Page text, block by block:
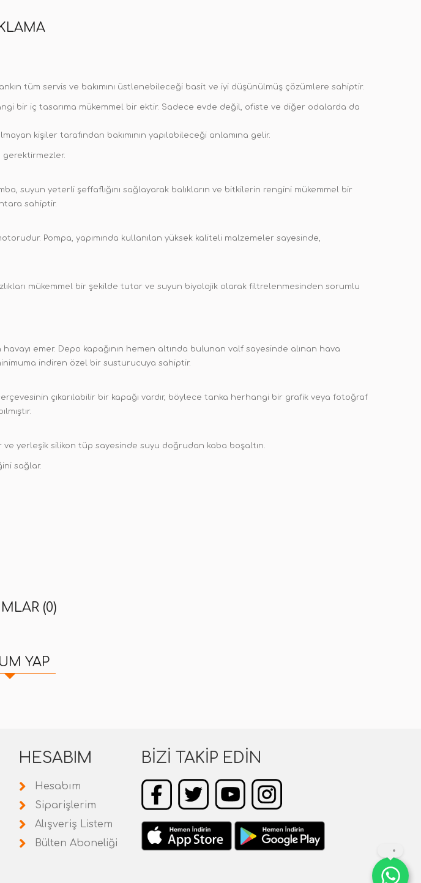
tüm servis ve bakımını üstlenebileceği basit ve iyi düşünülmüş çözümlere sahiptir.
bir iç tasarıma mükemmel bir ektir. Sadece evde değil, ofiste ve diğer odalarda da
kişiler tarafından bakımının yapılabileceği anlamına gelir.
suyun yeterli şeffaflığını sağlayarak balıkların ve bitkilerin rengini mükemmel bir
sahiptir.
Pompa, yapımında kullanılan yüksek kaliteli malzemeler sayesinde,
mükemmel bir şekilde tutar ve suyun biyolojik olarak filtrelenmesinden sorumlu
emer. Depo kapağının hemen altında bulunan valf sayesinde alınan hava
indiren özel bir susturucuya sahiptir.
çıkarılabilir bir kapağı vardır, böylece tanka herhangi bir grafik veya fotoğraf
ve yerleşik silikon tüp sayesinde suyu doğrudan kaba boşaltın.
sağlar.
(0)
YAP
HESABIM
Hesabım
Siparişlerim
Alışveriş Listem
Bülten Aboneliği
BIZI TAKIP EDIN